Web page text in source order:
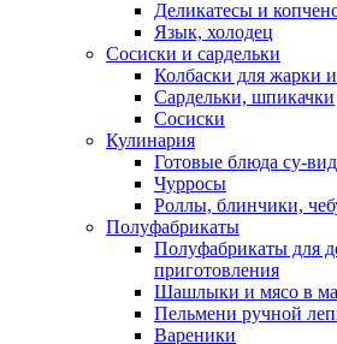
Деликатесы и
Язык, холодец
Сосиски и сардельки
Колбаски для жарки
Сардельки, шпикачки
Сосиски
Кулинария
Готовые блюда су-вид
Чурросы
Роллы, блинчики,
Полуфабрикаты
Полуфабрикаты для
приготовления
Шашлыки и мясо в
Пельмени ручной
Вареники